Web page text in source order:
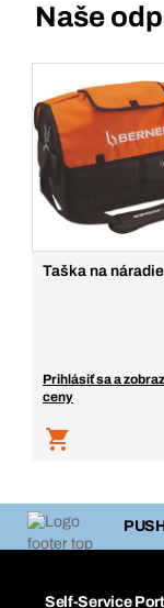
Naše
Taška na
Prihlásiť sa a
ceny
Self-Service